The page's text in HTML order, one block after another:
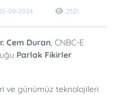
09-2024 2521
Cem Duran, CNBC-E
Parlak Fikirler
ve günümüz teknolojileri